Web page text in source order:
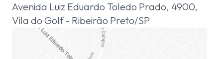
Avenida Luiz Eduardo Toledo Prado, 4900,
Vila do Golf - Ribeirão Preto/SP